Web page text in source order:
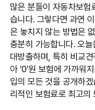
많은 분들이 자동차보험
습니다. 그렇다면 과연
은 놓치지 않는 방법은
충분히 가능합니다. 오
대방출하며, 특히 비교
아 '0'원 보험에 가까워
입의 모든 것을 공개하
리적인 보험료로 최고의